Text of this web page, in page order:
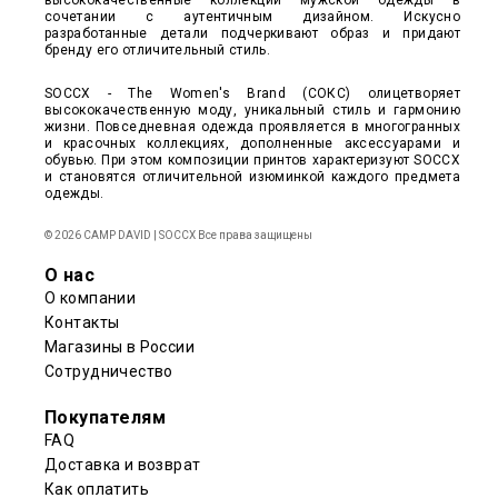
сочетании с аутентичным дизайном. Искусно
разработанные детали подчеркивают образ и придают
бренду его отличительный стиль.
SOCCX - The Women's Brand (СОКС) олицетворяет
высококачественную моду, уникальный стиль и гармонию
жизни. Повседневная одежда проявляется в многогранных
и красочных коллекциях, дополненные аксессуарами и
обувью. При этом композиции принтов характеризуют SOCCX
и становятся отличительной изюминкой каждого предмета
одежды.
© 2026 CAMP DAVID | SOCCX Все права защищены
О нас
О компании
Контакты
Магазины в России
Сотрудничество
Покупателям
FAQ
Доставка и возврат
Как оплатить